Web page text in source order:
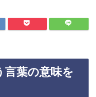
言葉の意味を